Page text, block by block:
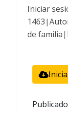
Iniciar
de